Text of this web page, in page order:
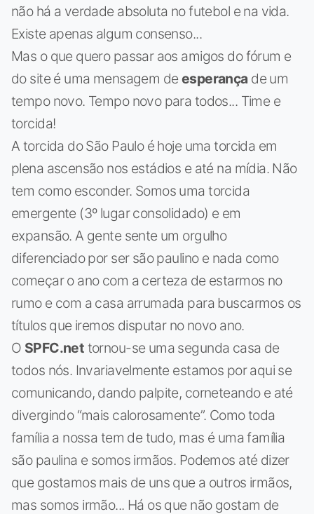
não há a verdade absoluta no futebol e na vida.
Existe apenas algum consenso...
Mas o que quero passar aos amigos do fórum e
do site é uma mensagem deesperança de um
tempo novo. Tempo novo para todos... Time e
torcida!
A torcida do São Paulo é hoje uma torcida em
plena ascensão nos estádios e até na mídia. Não
tem como esconder. Somos uma torcida
emergente (3º lugar consolidado) e em
expansão. A gente sente um orgulho
diferenciado por ser são paulino e nada como
começar o ano com a certeza de estarmos no
rumo e com a casa arrumada para buscarmos os
títulos que iremos disputar no novo ano.
O SPFC.net tornou-se uma segunda casa de
todos nós. Invariavelmente estamos por aqui se
comunicando, dando palpite, corneteando e até
divergindo “mais calorosamente”. Como toda
família a nossa tem de tudo, mas é uma família
são paulina e somos irmãos. Podemos até dizer
que gostamos mais de uns que a outros irmãos,
mas somos irmão... Há os que não gostam de